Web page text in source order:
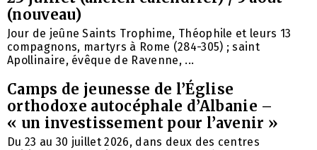
(nouveau)
Jour de jeûne Saints Trophime, Théophile et leurs 13
compagnons, martyrs à Rome (284-305) ; saint
Apollinaire, évêque de Ravenne, ...
Camps de jeunesse de l’Église
orthodoxe autocéphale d’Albanie –
« un investissement pour l’avenir »
Du 23 au 30 juillet 2026, dans deux des centres